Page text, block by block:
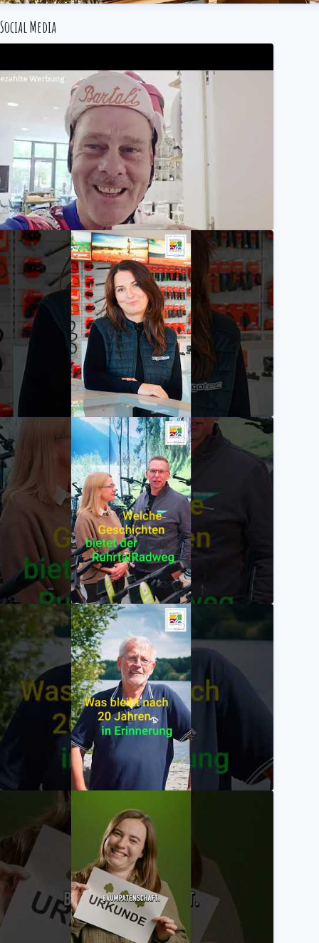
Social Media
es irgendwie geht: Micha auf Biergarten & Kulinarik-Tour in Bochum!
radrevierruhr
Starker Partner / Helden des RuhrtalRadweg
radrevierruhr
Spezialisten / Helden des RuhrtalRadweg
radrevierruhr
der ersten Stunde / Helden des RuhrtalRadwegs
radrevierruhr